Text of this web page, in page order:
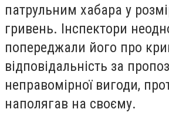
патрульним хабара у
гривень. Інспектори
попереджали його про
відповідальність за
неправомірної вигоди,
наполягав на своєму.